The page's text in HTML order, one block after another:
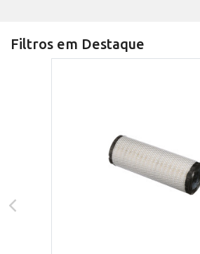
Filtros em Destaque